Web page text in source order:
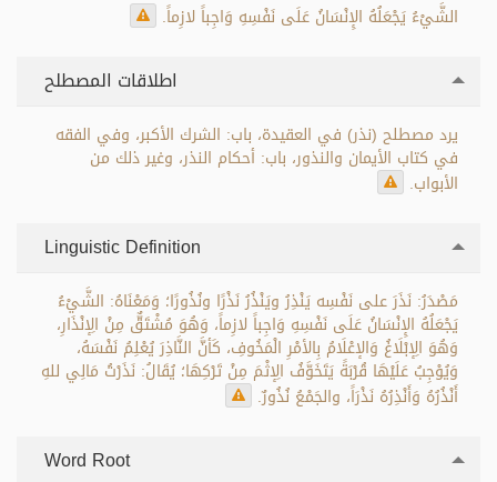
الشَّيْءُ يَجْعَلُهُ الإِنْسَانُ عَلَى نَفْسِهِ وَاجِباً لازِماً.
اطلاقات المصطلح
يرد مصطلح (نذر) في العقيدة، باب: الشرك الأكبر، وفي الفقه
في كتاب الأيمان والنذور، باب: أحكام النذر، وغير ذلك من
الأبواب.
Linguistic Definition
مَصْدَرُ: نَذَرَ على نَفْسِه يَنْذِرُ ويَنْذُرُ نَذْرًا ونُذُورًا؛ وَمَعْنَاهُ: الشَّيْءُ
يَجْعَلُهُ الإِنْسَانُ عَلَى نَفْسِهِ وَاجِباً لازِماً، وَهُوَ مُشْتَقٌّ مِنْ الِإنْذَارِ،
وَهُوَ الِإبْلَاغُ وَالإعْلَامُ بِالأمْرِ الْمَخُوفِ، كَأنَّ النَّاذِرَ يُعْلِمُ نَفْسَهُ،
وَيُوْجِبُ عَلَيْهَا قُرْبَةً يَتَخَوَّفُ الِإثْمَ مِنْ تَرْكِهَا؛ يُقَالُ: نَذَرْتُ مَالِي للهِ
أَنْذُرُهُ وَأَنْذِرُهُ نَذْرَاً، والجَمْعُ نُذُورٌ.
Word Root